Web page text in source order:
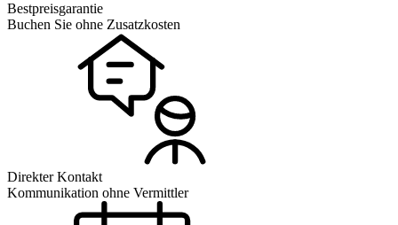
Bestpreisgarantie
Buchen Sie ohne Zusatzkosten
Direkter Kontakt
Kommunikation ohne Vermittler